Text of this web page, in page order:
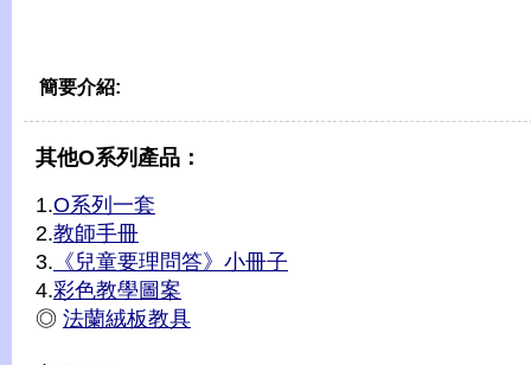
簡要介紹:
其他O系列產品：
1.O系列一套
2.教師手冊
3. 《兒童要理問答》小冊子
4.彩色教學圖案
◎ 法蘭絨板教具